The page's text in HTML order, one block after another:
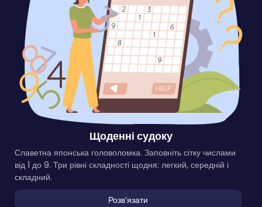
Щоденні судоку
Славетна японська головоломка. Заповніть сітку числами
від 1 до 9. Три рівні складності щодня: легкий, середній і
складний.
Розвʼязати